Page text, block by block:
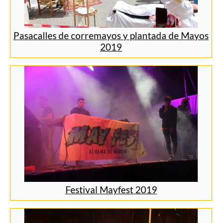
Pasacalles de corremayos y plantada de Mayos
2019
Festival Mayfest 2019